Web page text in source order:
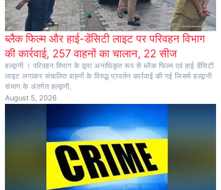
ब्लैक फिल्म और हाई-डेंसिटी लाइट पर परिवहन विभाग
की कार्रवाई, 257 वाहनों का चालान, 22 सीज
हल्द्वानी । परिवहन विभाग के द्वारा अनाधिकृत रूप से ब्लैक फिल्म एवं हाई डेंसिटी
लाइट लगाकर संचालित वाहनों के विरुद्ध प्रवर्तन कार्रवाई की गई जिसमे हल्द्वानी
संभाग के अंतर्गत हल्द्वानी,
August 5, 2026